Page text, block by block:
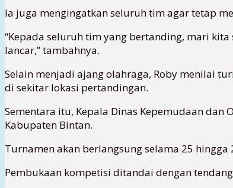
Ia juga mengingatkan seluruh tim agar tetap
“Kepada seluruh tim yang bertanding, mari
lancar,” tambahnya.
Selain menjadi ajang olahraga, Roby menilai
di sekitar lokasi pertandingan.
Sementara itu, Kepala Dinas Kepemudaan
Kabupaten Bintan.
Turnamen akan berlangsung selama 25
Pembukaan kompetisi ditandai dengan